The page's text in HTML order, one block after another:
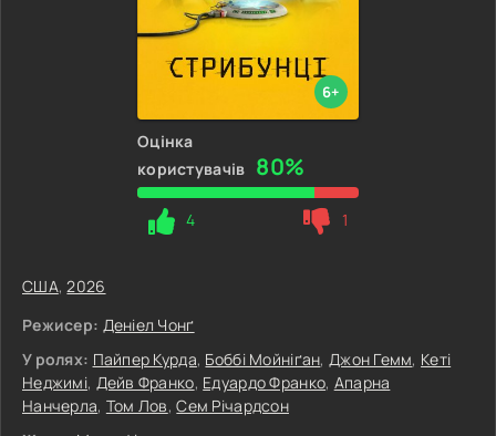
6+
Оцінка
користувачів 80%
4 1
США,2026
Режисер: Деніел Чонґ
У ролях: Пайпер Курда, Боббі Мойніґан, Джон Гемм, Кеті
Неджимі, Дейв Франко, Едуардо Франко, Апарна
Нанчерла, Том Лов,Сем Річардсон